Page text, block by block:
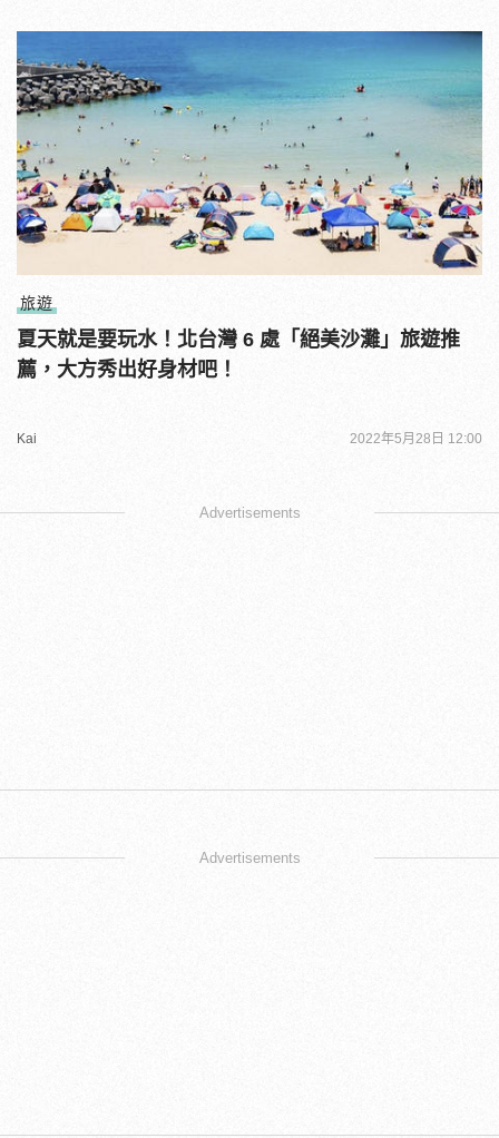
旅遊
夏天就是要玩水！北台灣 6 處「絕美沙灘」旅遊推
薦，大方秀出好身材吧！
Kai 2022年5月28日 12:00
Advertisements
Advertisements